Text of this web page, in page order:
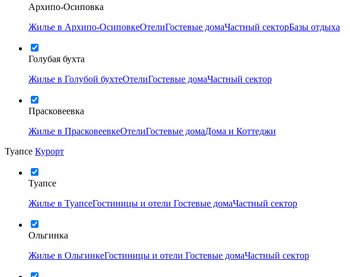
Архипо-Осиповка
Жилье в Архипо-ОсиповкеОтелиГостевые домаЧастный секторБазы отдыха
Голубая бухта
Жилье в Голубой бухтеОтелиГостевые домаЧастный сектор
Прасковеевка
Жилье в ПрасковеевкеОтелиГостевые домаДома и Коттеджи
Туапсе Курорт
Туапсе
Жилье в ТуапсеГостиницы и отели Гостевые домаЧастный сектор
Ольгинка
Жилье в ОльгинкеГостиницы и отели Гостевые домаЧастный сектор